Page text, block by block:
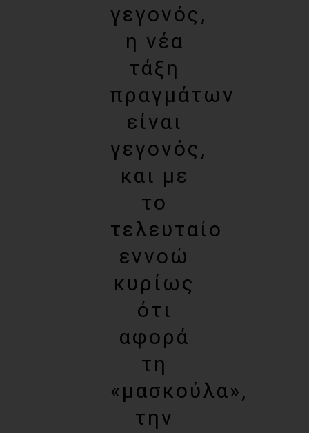
γεγονός,
η νέα
τάξη
πραγμάτων
είναι
γεγονός,
και με
το
τελευταίο
εννοώ
κυρίως
ότι
αφορά
τη
«μασκούλα»,
την